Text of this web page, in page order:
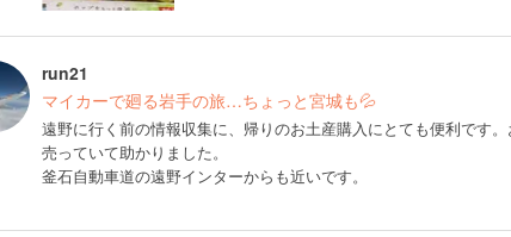
run21
マイカーで廻る岩手の旅…ちょっと宮城も💦
遠野に行く前の情報収集に、帰りのお土産購入にとても便利です
売っていて助かりました。
釜石自動車道の遠野インターからも近いです。